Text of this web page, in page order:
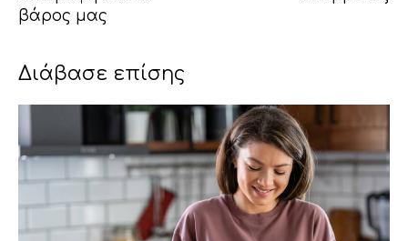
βάρος μας
Διάβασε επίσης